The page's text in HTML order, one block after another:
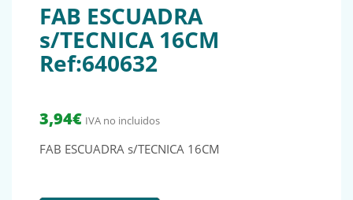
FAB ESCUADRA
s/TECNICA 16CM
Ref:640632
3,94€ IVA no incluidos
FAB ESCUADRA s/TECNICA 16CM